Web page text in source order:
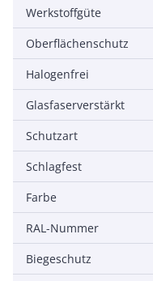
Werkstoffgüte
Oberflächenschutz
Halogenfrei
Glasfaserverstärkt
Schutzart
Schlagfest
Farbe
RAL-Nummer
Biegeschutz